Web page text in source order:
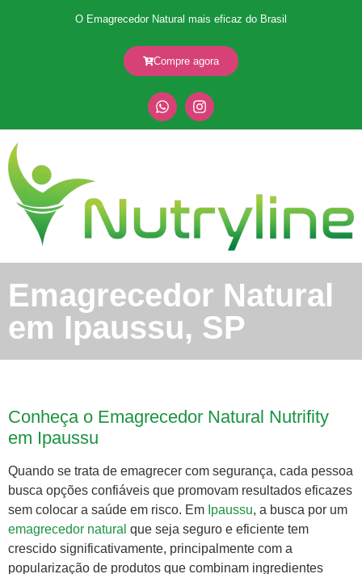
O Emagrecedor Natural mais eficaz do Brasil
Compre agora
Emagrecedor Natural
em Ipaussu, SP
Conheça o Emagrecedor Natural Nutrifity
em Ipaussu
Quando se trata de emagrecer com segurança, cada pessoa
busca opções confiáveis que promovam resultados eficazes
sem colocar a saúde em risco. Em Ipaussu, a busca por um
emagrecedor natural que seja seguro e eficiente tem
crescido significativamente, principalmente com a
popularização de produtos que combinam ingredientes